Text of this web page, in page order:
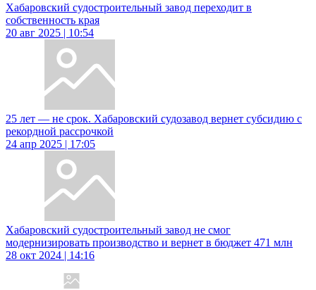
Хабаровский судостроительный завод переходит в
собственность края
20 авг 2025 | 10:54
25 лет — не срок. Хабаровский судозавод вернет субсидию с
рекордной рассрочкой
24 апр 2025 | 17:05
Хабаровский судостроительный завод не смог
модернизировать производство и вернет в бюджет 471 млн
28 окт 2024 | 14:16